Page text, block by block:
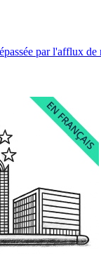
par l'afflux